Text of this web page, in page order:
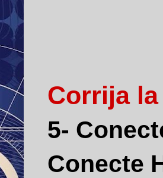
Corrija
5-
Conecte